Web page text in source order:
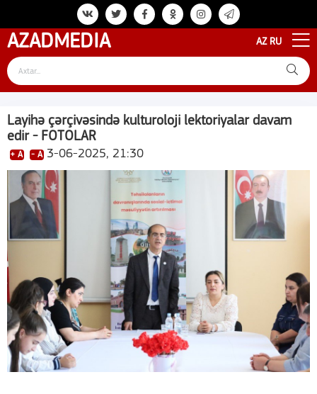
AZADMEDIA AZ RU
Layihə çərçivəsində kulturoloji lektoriyalar davam
edir - FOTOLAR
+ A - A 3-06-2025, 21:30